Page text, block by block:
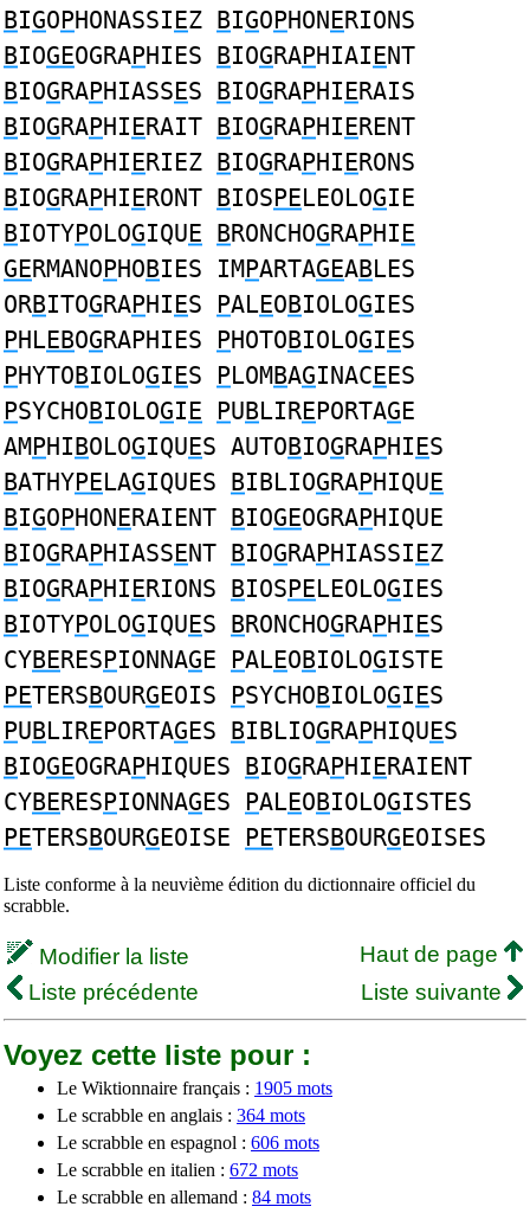
BIGOPHONASSIEZ BIGOPHONERIONS
BIOGEOGRAPHIES BIOGRAPHIAIENT
BIOGRAPHIASSES BIOGRAPHIERAIS
BIOGRAPHIERAIT BIOGRAPHIERENT
BIOGRAPHIERIEZ BIOGRAPHIERONS
BIOGRAPHIERONT BIOSPELEOLOGIE
BIOTYPOLOGIQUE BRONCHOGRAPHIE
GERMANOPHOBIES IMPARTAGEABLES
ORBITOGRAPHIES PALEOBIOLOGIES
PHLEBOGRAPHIES PHOTOBIOLOGIES
PHYTOBIOLOGIES PLOMBAGINACEES
PSYCHOBIOLOGIE PUBLIREPORTAGE
AMPHIBOLOGIQUES AUTOBIOGRAPHIES
BATHYPELAGIQUES BIBLIOGRAPHIQUE
BIGOPHONERAIENT BIOGEOGRAPHIQUE
BIOGRAPHIASSENT BIOGRAPHIASSIEZ
BIOGRAPHIERIONS BIOSPELEOLOGIES
BIOTYPOLOGIQUES BRONCHOGRAPHIES
CYBERESPIONNAGE PALEOBIOLOGISTE
PETERSBOURGEOIS PSYCHOBIOLOGIES
PUBLIREPORTAGES BIBLIOGRAPHIQUES
BIOGEOGRAPHIQUES BIOGRAPHIERAIENT
CYBERESPIONNAGES PALEOBIOLOGISTES
PETERSBOURGEOISE PETERSBOURGEOISES
Liste conforme à la neuvième édition du dictionnaire officiel du
scrabble.
Modifier la liste
Haut de page
Liste précédente
Liste suivante
Voyez cette liste pour :
Le Wiktionnaire français : 1905 mots
Le scrabble en anglais : 364 mots
Le scrabble en espagnol : 606 mots
Le scrabble en italien : 672 mots
Le scrabble en allemand : 84 mots